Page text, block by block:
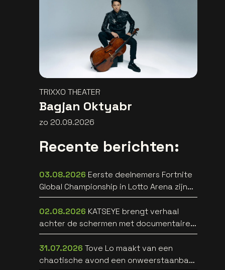
TRIXXO THEATER
Bagjan Oktyabr
zo 20.09.2026
Recente berichten:
03.08.2026 Eerste deelnemers Fortnite
Global Championship in Lotto Arena zijn
bekend
02.08.2026 KATSEYE brengt verhaal
achter de schermen met documentaire
WILD HEARTS [trailer]
31.07.2026 Tove Lo maakt van een
chaotische avond een onweerstaanbare